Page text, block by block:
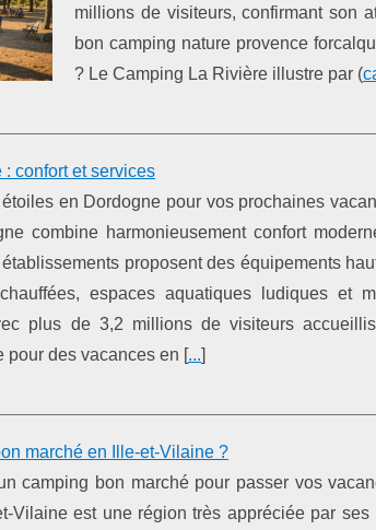
millions de visiteurs, confirmant son
bon camping nature provence
? Le Camping La Rivière illustre par (
confort et services
en Dordogne pour vos prochaines
combine harmonieusement confort
proposent des équipements
espaces aquatiques ludiques et
plus de 3,2 millions de visiteurs
pour des vacances en [...]
marché en Ille-et-Vilaine ?
camping bon marché pour passer vos
Vilaine est une région très appréciée par